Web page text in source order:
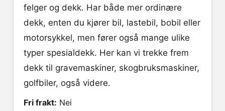
felger og dekk. Har både mer ordinære
dekk, enten du kjører bil, lastebil, bobil eller
motorsykkel, men fører også mange ulike
typer spesialdekk. Her kan vi trekke frem
dekk til gravemaskiner, skogbruksmaskiner,
golfbiler, også videre.
Fri frakt: Nei